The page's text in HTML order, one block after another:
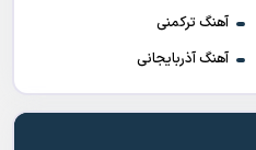
آهنگ ترکمنی
آهنگ آذربایجانی